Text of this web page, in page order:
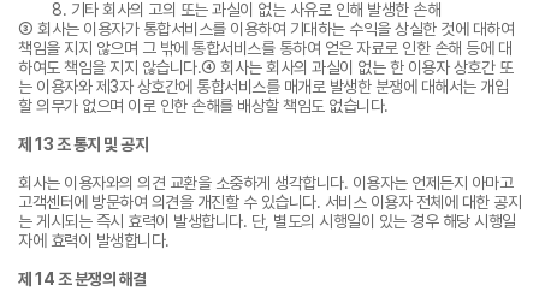
8. 기타 회사의 고의 또는 과실이 없는 사유로 인해 발생한 손해
③ 회사는 이용자가 통합서비스를 이용하여 기대하는 수익을 상실한 것에 대하여
책임을 지지 않으며 그 밖에 통합서비스를 통하여 얻은 자료로 인한 손해 등에 대
하여도 책임을 지지 않습니다.④ 회사는 회사의 과실이 없는 한 이용자 상호간 또
는 이용자와 제3자 상호간에 통합서비스를 매개로 발생한 분쟁에 대해서는 개입
할 의무가 없으며 이로 인한 손해를 배상할 책임도 없습니다.
제 13 조 통지 및 공지
회사는 이용자와의 의견 교환을 소중하게 생각합니다. 이용자는 언제든지 아마고
고객센터에 방문하여 의견을 개진할 수 있습니다. 서비스 이용자 전체에 대한 공지
는 게시되는 즉시 효력이 발생합니다. 단, 별도의 시행일이 있는 경우 해당 시행일
자에 효력이 발생합니다.
제 14 조 분쟁의 해결